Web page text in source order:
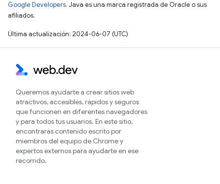
Google Developers. Java es una marca registrada de Oracle o sus
afiliados.
Última actualización: 2024-06-07 (UTC)
Queremos ayudarte a crear sitios web
atractivos, accesibles, rápidos y seguros
que funcionen en diferentes navegadores
y para todos tus usuarios. En este sitio,
encontrarás contenido escrito por
miembros del equipo de Chrome y
expertos externos para ayudarte en ese
recorrido.